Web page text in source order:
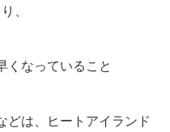
、
くなっていること
どは、ヒートアイランド